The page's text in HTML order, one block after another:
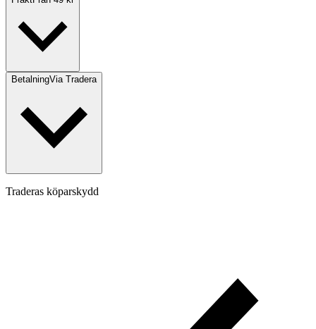
BetalningVia Tradera
Traderas köparskydd